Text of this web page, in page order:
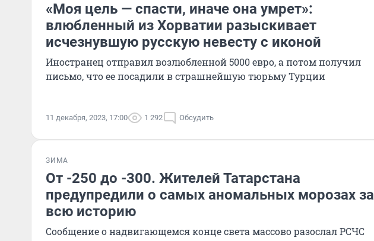
«Моя цель — спасти, иначе она умрет»:
влюбленный из Хорватии разыскивает
исчезнувшую русскую невесту с иконой
Иностранец отправил возлюбленной 5000 евро, а потом получил
письмо, что ее посадили в страшнейшую тюрьму Турции
11 декабря, 2023, 17:00 1 292 Обсудить
ЗИМА
От -250 до -300. Жителей Татарстана
предупредили о самых аномальных морозах за
всю историю
Сообщение о надвигающемся конце света массово разослал РСЧС